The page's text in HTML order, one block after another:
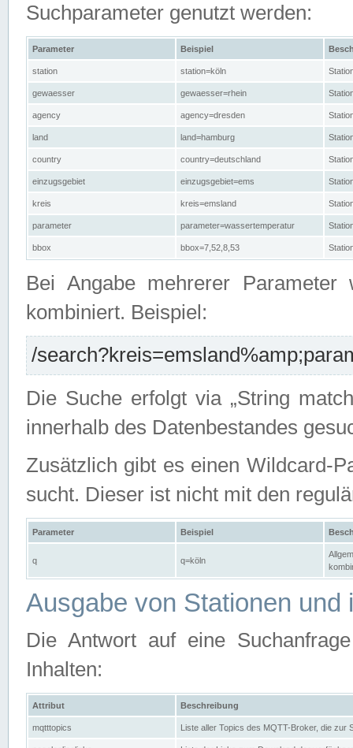
Suchparameter genutzt werden:
Parameter Beispiel
station station=köln
gewaesser gewaesser=rhein
agency agency=dresden
land land=hamburg
country country=deutschland
einzugsgebiet einzugsgebiet=ems
kreis kreis=emsland
parameter parameter=wassertemperatur
bbox bbox=7,52,8,53
Bei Angabe mehrerer Parameter
kombiniert. Beispiel:
/
Die Suche erfolgt via „String
innerhalb des Datenbestandes
Zusätzlich gibt es einen Wildcard-
sucht. Dieser ist nicht mit den
Parameter Beispiel
q q=köln
Ausgabe von Stationen und
Die Antwort auf eine
Inhalten:
Attribut Beschreibung
mqtttopics Liste aller Topics des MQTT-Broker, die zur